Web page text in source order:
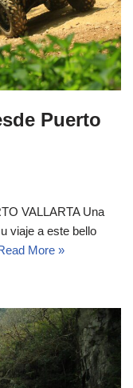
Puerto
VALLARTA Una
viaje a este bello
More »